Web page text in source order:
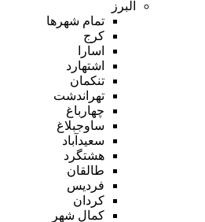
البرز
تمام شهر‌ها
کرج
اسارا
اشتهارد
تنکمان
تهراندشت
چهارباغ
ساوجبلاغ
سعیدآباد
هشتگرد
طالقان
فردیس
کردان
کمال شهر